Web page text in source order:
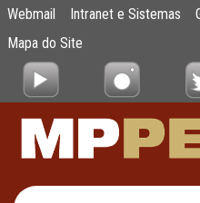
Pular para o Conteúdo principal
MPPE relembra
Webmail Intranet e Sistemas
Mapa do Site